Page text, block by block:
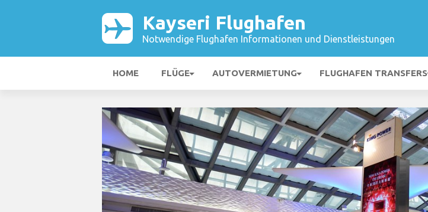
Kayseri Flughafen
Notwendige Flughafen Informationen und Dienstleistungen
HOME FLÜGE AUTOVERMIETUNG FLUGHAFEN TRANSFERS